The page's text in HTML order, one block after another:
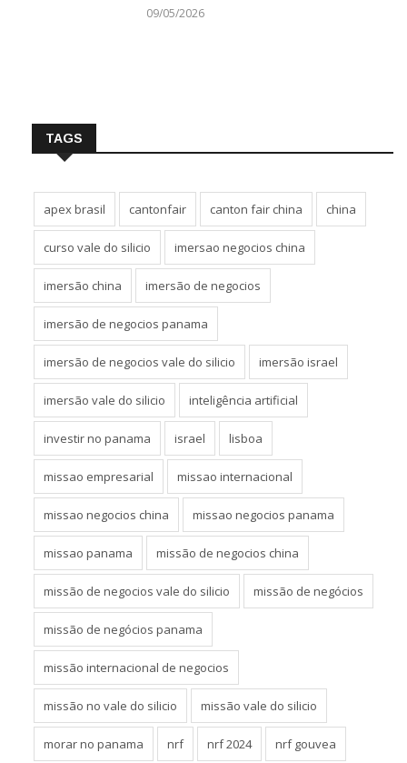
09/05/2026
TAGS
apex brasil cantonfair canton fair china china
curso vale do silicio imersao negocios china
imersão china imersão de negocios
imersão de negocios panama
imersão de negocios vale do silicio imersão israel
imersão vale do silicio inteligência artificial
investir no panama israel lisboa
missao empresarial missao internacional
missao negocios china missao negocios panama
missao panama missão de negocios china
missão de negocios vale do silicio missão de negócios
missão de negócios panama
missão internacional de negocios
missão no vale do silicio missão vale do silicio
morar no panama nrf nrf 2024 nrf gouvea